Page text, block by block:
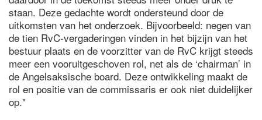
staan. Deze gedachte wordt ondersteund door de
uitkomsten van het onderzoek. Bijvoorbeeld: negen van
de tien RvC-vergaderingen vinden in het bijzijn van het
bestuur plaats en de voorzitter van de RvC krijgt steeds
meer een vooruitgeschoven rol, net als de ‘chairman’ in
de Angelsaksische board. Deze ontwikkeling maakt de
rol en positie van de commissaris er ook niet duidelijker
op."